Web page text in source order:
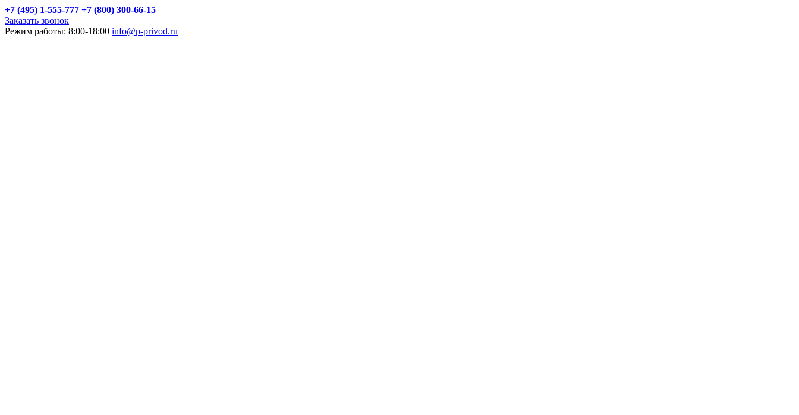
+7 (495) 1-555-777 +7 (800) 300-66-15
Заказать звонок
Режим работы: 8:00-18:00 info@p-privod.ru